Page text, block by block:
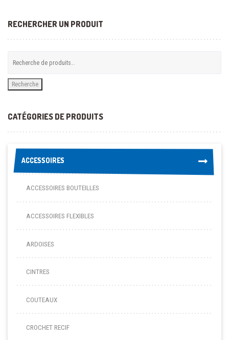
RECHERCHER UN PRODUIT
Recherche
CATÉGORIES DE PRODUITS
ACCESSOIRES
ACCESSOIRES
ACCESSOIRES BOUTEILLES
ACCESSOIRES FLEXIBLES
ARDOISES
CINTRES
COUTEAUX
CROCHET RECIF